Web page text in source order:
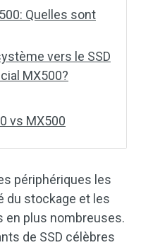
Quelles sont
vers le SSD
MX500?
vs MX500
périphériques les
du stockage et les
en plus nombreuses.
de SSD célèbres